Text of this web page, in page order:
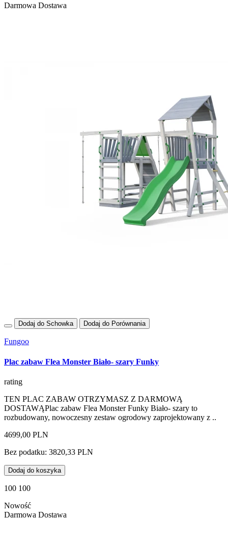
Darmowa Dostawa
Dodaj do Schowka Dodaj do Porównania
Fungoo
Plac zabaw Flea Monster Biało- szary Funky
rating
TEN PLAC ZABAW OTRZYMASZ Z DARMOWĄ
DOSTAWĄPlac zabaw Flea Monster Funky Biało- szary to
rozbudowany, nowoczesny zestaw ogrodowy zaprojektowany z ..
4699,00 PLN
Bez podatku: 3820,33 PLN
Dodaj do koszyka
100 100
Nowość
Darmowa Dostawa